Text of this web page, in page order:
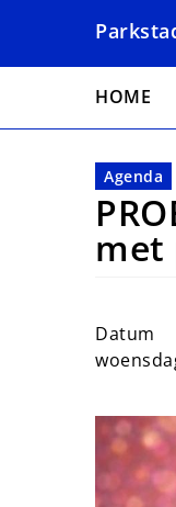
naar
HOME
Agenda
met
Datum